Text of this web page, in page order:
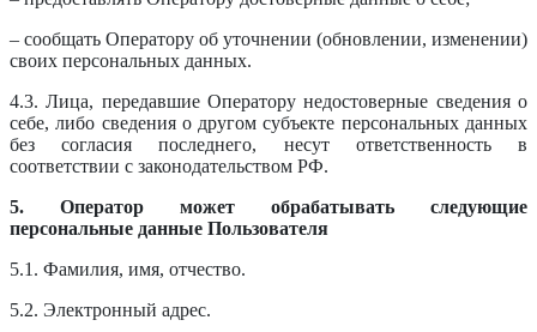
– сообщать Оператору об уточнении (обновлении, изменении)
своих персональных данных.
4.3. Лица, передавшие Оператору недостоверные сведения о
себе, либо сведения о другом субъекте персональных данных
без согласия последнего, несут ответственность в
соответствии с законодательством РФ.
5. Оператор может обрабатывать следующие
персональные данные Пользователя
5.1. Фамилия, имя, отчество.
5.2. Электронный адрес.